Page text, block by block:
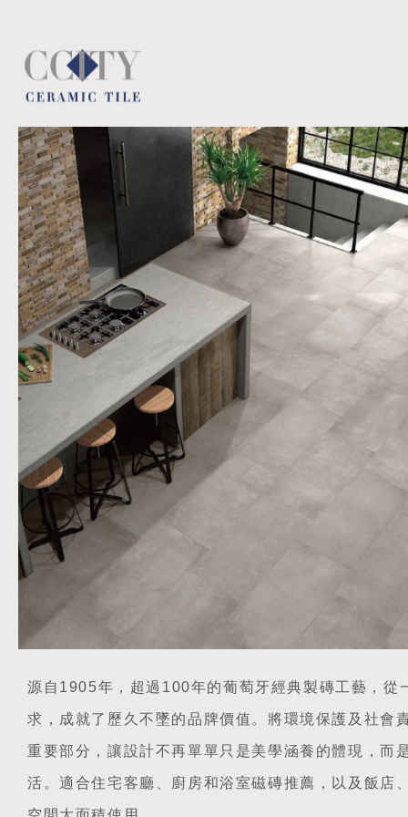
源自1905年，超過100年的葡萄牙經典製磚工藝，從
求，成就了歷久不墜的品牌價值。將環境保護及社會
重要部分，讓設計不再單單只是美學涵養的體現，而
活。適合住宅客廳、廚房和浴室磁磚推薦，以及飯店